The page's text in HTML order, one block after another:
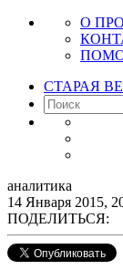
О
СТАРАЯ
аналитика
14 Января 2015,
ПОДЕЛИТЬСЯ: